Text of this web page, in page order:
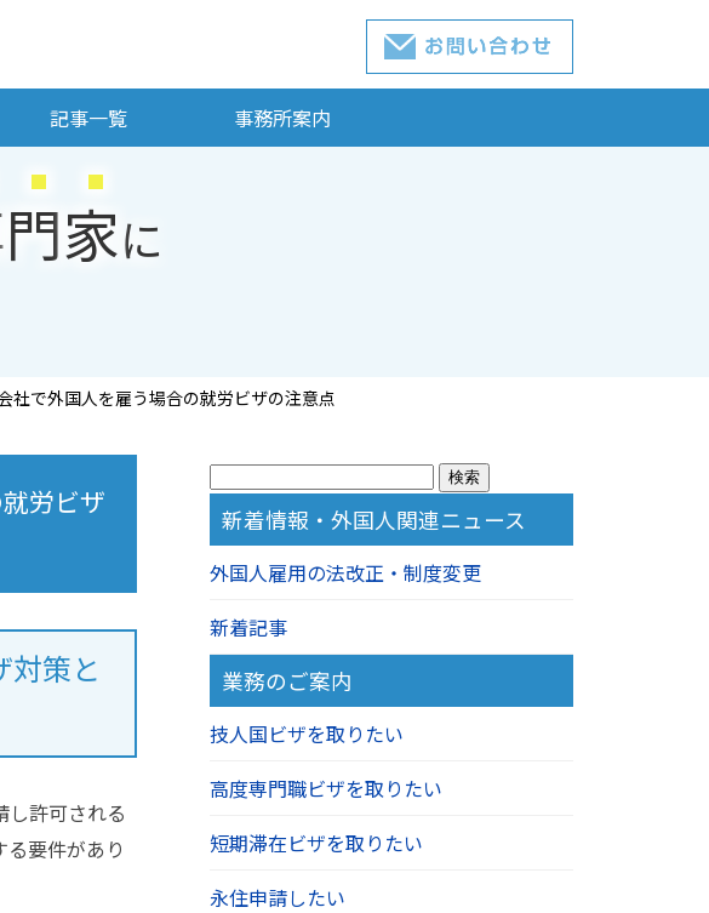
記事一覧 事務所案内
門家に
社で外国人を雇う場合の就労ビザの注意点
労ビザ
対策と
し許可される
要件があり
検
索:
新着情報・外国人関連ニュース
外国人雇用の法改正・制度変更
新着記事
業務のご案内
技人国ビザを取りたい
高度専門職ビザを取りたい
短期滞在ビザを取りたい
永住申請したい